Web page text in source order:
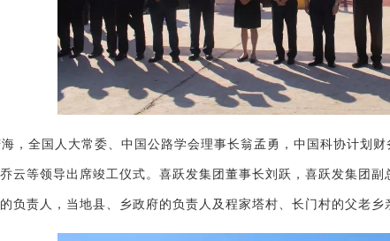
，全国人大常委、中国公路学会理事长翁孟勇，中国科协计划
云等领导出席竣工仪式。喜跃发集团董事长刘跃，喜跃发集团
负责人，当地县、乡政府的负责人及程家塔村、长门村的父老